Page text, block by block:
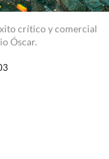
crítico y comercial
Óscar.